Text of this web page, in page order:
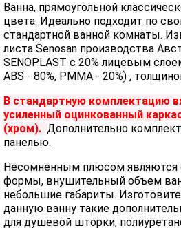
Ванна, прямоугольной
цвета. Идеально подходит по
стандартной ванной комнаты.
листа Senosan производства
SENOPLAST c 20% лицевым
ABS - 80%, PMMA - 20%) ,
В стандартную комплектацию
усиленный оцинкованный
(хром). Дополнительно
панелью.
Несомненным плюсом являются
формы, внушительный объем
небольшие габариты.
данную ванну такие
для душевой шторки,